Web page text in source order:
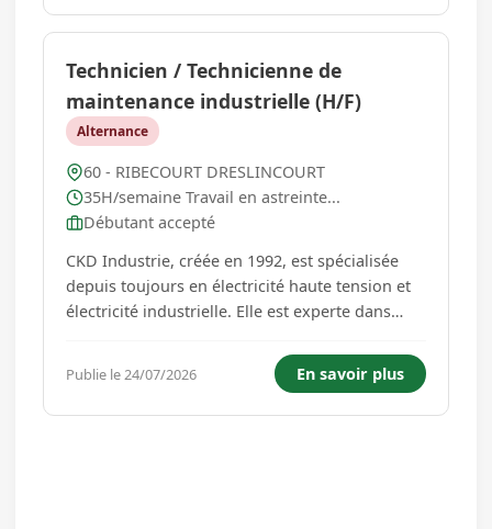
accepté). MISSION...
Technicien / Technicienne de
maintenance industrielle (H/F)
Alternance
60 - RIBECOURT DRESLINCOURT
35H/semaine Travail en astreinte...
Débutant accepté
CKD Industrie, créée en 1992, est spécialisée
depuis toujours en électricité haute tension et
électricité industrielle. Elle est experte dans
s'associe avec Proméo et France Travail pour
vous propose...
Publie le 24/07/2026 En savoir plus